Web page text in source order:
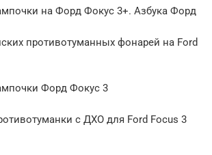
на Форд Фокус 3+. Азбука Форд
противотуманных фонарей на Ford
Форд Фокус 3
с ДХО для Ford Focus 3